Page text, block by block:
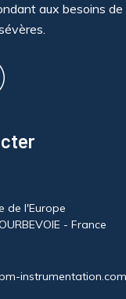
aux besoins
de l'Europe
- France
instrumentation.com